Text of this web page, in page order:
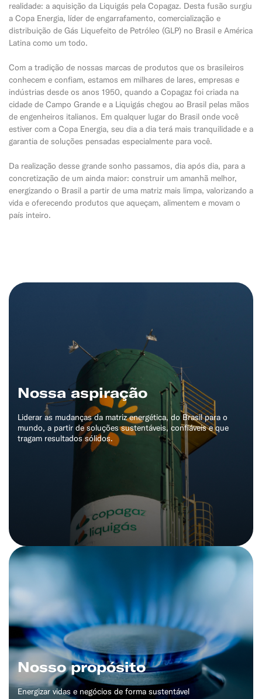
realidade: a aquisição da Liquigás pela Copagaz. Desta fusão surgiu
a Copa Energia, líder de engarrafamento, comercialização e
distribuição de Gás Liquefeito de Petróleo (GLP) no Brasil e América
Latina como um todo.
Com a tradição de nossas marcas de produtos que os brasileiros
conhecem e confiam, estamos em milhares de lares, empresas e
indústrias desde os anos 1950, quando a Copagaz foi criada na
cidade de Campo Grande e a Liquigás chegou ao Brasil pelas mãos
de engenheiros italianos. Em qualquer lugar do Brasil onde você
estiver com a Copa Energia, seu dia a dia terá mais tranquilidade e a
garantia de soluções pensadas especialmente para você.
Da realização desse grande sonho passamos, dia após dia, para a
concretização de um ainda maior: construir um amanhã melhor,
energizando o Brasil a partir de uma matriz mais limpa, valorizando a
vida e oferecendo produtos que aqueçam, alimentem e movam o
país inteiro.
Nossa aspiração
Liderar as mudanças da matriz energética, do Brasil para o
mundo, a partir de soluções sustentáveis, confiáveis e que
tragam resultados sólidos.
Nosso propósito
Energizar vidas e negócios de forma sustentável